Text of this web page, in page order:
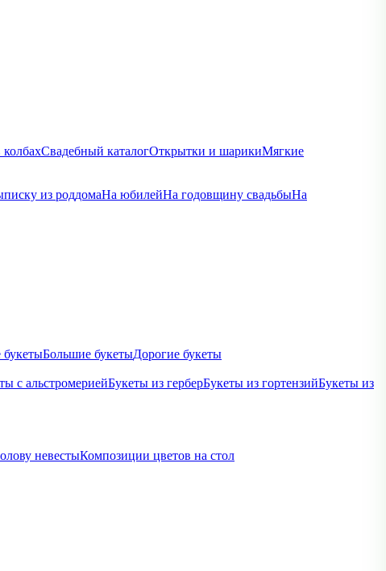
Свадебный каталогОткрытки и шарикиМягкие
из роддомаНа юбилейНа годовщину свадьбыНа
Большие букетыДорогие букеты
с альстромериейБукеты из герберБукеты из гортензийБукеты из
невестыКомпозиции цветов на стол